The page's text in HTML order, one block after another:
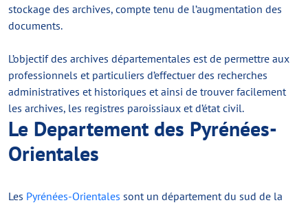
stockage des archives, compte tenu de l’augmentation des
documents.
L’objectif des archives départementales est de permettre aux
professionnels et particuliers d’effectuer des recherches
administratives et historiques et ainsi de trouver facilement
les archives, les registres paroissiaux et d’état civil.
Le Departement des Pyrénées-
Orientales
Les Pyrénées-Orientales sont un département du sud de la